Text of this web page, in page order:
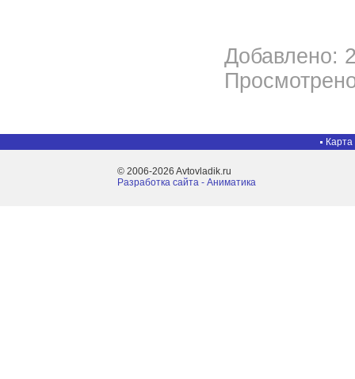
Добавлено:
Карта
© 2006-2026 Avtovladik.ru
Разработка сайта - Aниматика